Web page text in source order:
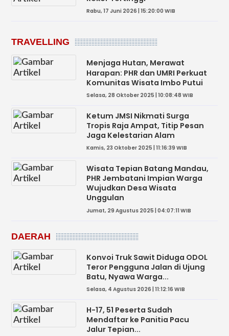
Rabu, 17 Juni 2026 | 15:20:00 WIB
TRAVELLING
Menjaga Hutan, Merawat
Harapan: PHR dan UMRI Perkuat
Komunitas Wisata Imbo Putui
Selasa, 28 Oktober 2025 | 10:08:48 WIB
Ketum JMSI Nikmati Surga
Tropis Raja Ampat, Titip Pesan
Jaga Kelestarian Alam
Kamis, 23 Oktober 2025 | 11:16:39 WIB
Wisata Tepian Batang Mandau,
PHR Jembatani Impian Warga
Wujudkan Desa Wisata
Unggulan
Jumat, 29 Agustus 2025 | 04:07:11 WIB
DAERAH
Konvoi Truk Sawit Diduga ODOL
Teror Pengguna Jalan di Ujung
Batu, Nyawa Warga...
Selasa, 4 Agustus 2026 | 11:12:16 WIB
H-17, 51 Peserta Sudah
Mendaftar ke Panitia Pacu
Jalur Tepian...